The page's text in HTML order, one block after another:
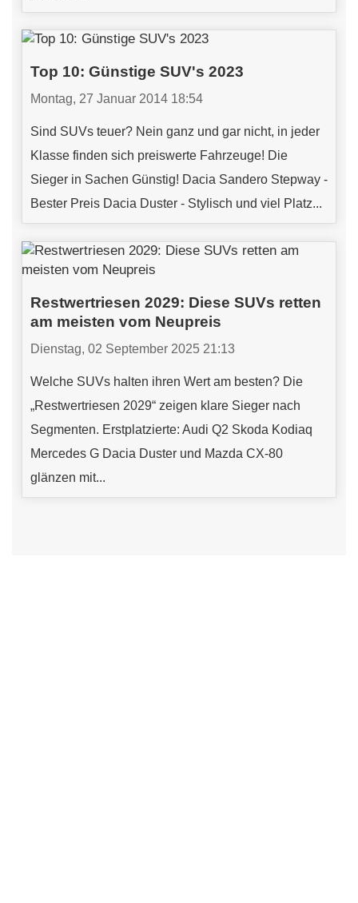
Top 10: Günstige SUV's 2023
Montag, 27 Januar 2014 18:54
Sind SUVs teuer? Nein ganz und gar nicht, in jeder
Klasse finden sich preiswerte Fahrzeuge! Die
Sieger in Sachen Günstig! Dacia Sandero Stepway -
Bester Preis Dacia Duster - Stylisch und viel Platz...
Restwertriesen 2029: Diese SUVs retten
am meisten vom Neupreis
Dienstag, 02 September 2025 21:13
Welche SUVs halten ihren Wert am besten? Die
„Restwertriesen 2029“ zeigen klare Sieger nach
Segmenten. Erstplatzierte: Audi Q2 Skoda Kodiaq
Mercedes G Dacia Duster und Mazda CX-80
glänzen mit...